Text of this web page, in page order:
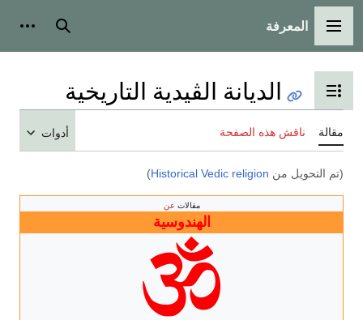
القائمة الرئيسية
المعرفة بحث
تبديل عرض جدول المحتويات
الديانة الڤيدية التاريخية
مقالة ناقش هذه الصفحة أدوات
(تم التحويل من Historical Vedic religion
)
مقالات عن
الهندوسية